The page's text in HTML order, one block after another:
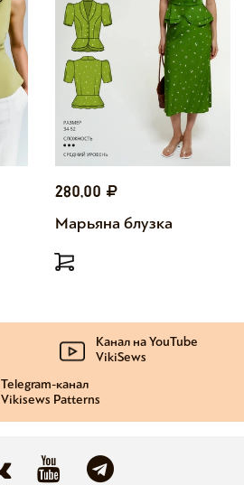
280,00
Марьяна блузка
Канал на YouTube
VikiSews
Telegram-канал
Vikisews Patterns